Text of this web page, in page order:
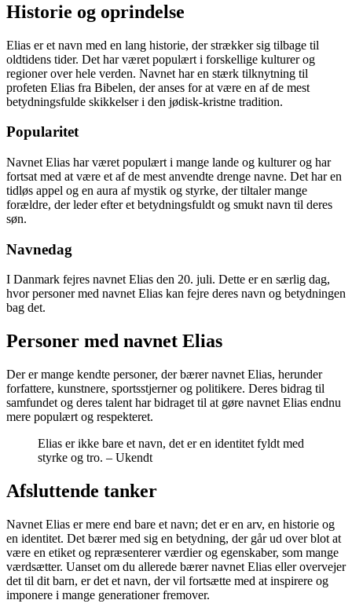
Historie og oprindelse
Elias er et navn med en lang historie, der strækker sig tilbage til
oldtidens tider. Det har været populært i forskellige kulturer og
regioner over hele verden. Navnet har en stærk tilknytning til
profeten Elias fra Bibelen, der anses for at være en af de mest
betydningsfulde skikkelser i den jødisk-kristne tradition.
Popularitet
Navnet Elias har været populært i mange lande og kulturer og har
fortsat med at være et af de mest anvendte drenge navne. Det har en
tidløs appel og en aura af mystik og styrke, der tiltaler mange
forældre, der leder efter et betydningsfuldt og smukt navn til deres
søn.
Navnedag
I Danmark fejres navnet Elias den 20. juli. Dette er en særlig dag,
hvor personer med navnet Elias kan fejre deres navn og betydningen
bag det.
Personer med navnet Elias
Der er mange kendte personer, der bærer navnet Elias, herunder
forfattere, kunstnere, sportsstjerner og politikere. Deres bidrag til
samfundet og deres talent har bidraget til at gøre navnet Elias endnu
mere populært og respekteret.
Elias er ikke bare et navn, det er en identitet fyldt med
styrke og tro. – Ukendt
Afsluttende tanker
Navnet Elias er mere end bare et navn; det er en arv, en historie og
en identitet. Det bærer med sig en betydning, der går ud over blot at
være en etiket og repræsenterer værdier og egenskaber, som mange
værdsætter. Uanset om du allerede bærer navnet Elias eller overvejer
det til dit barn, er det et navn, der vil fortsætte med at inspirere og
imponere i mange generationer fremover.